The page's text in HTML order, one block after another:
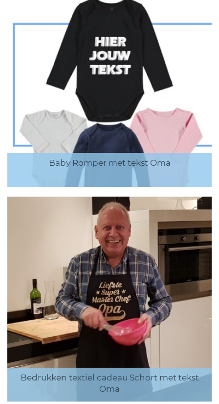
Baby Romper met tekst Oma
Bedrukken textiel cadeau Schort met tekst
Oma